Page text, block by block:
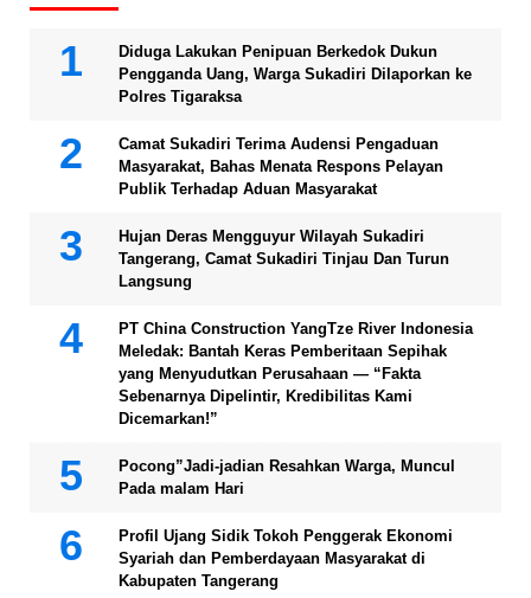
Diduga Lakukan Penipuan Berkedok Dukun
Pengganda Uang, Warga Sukadiri Dilaporkan ke
Polres Tigaraksa
Camat Sukadiri Terima Audensi Pengaduan
Masyarakat, Bahas Menata Respons Pelayan
Publik Terhadap Aduan Masyarakat
Hujan Deras Mengguyur Wilayah Sukadiri
Tangerang, Camat Sukadiri Tinjau Dan Turun
Langsung
PT China Construction YangTze River Indonesia
Meledak: Bantah Keras Pemberitaan Sepihak
yang Menyudutkan Perusahaan — “Fakta
Sebenarnya Dipelintir, Kredibilitas Kami
Dicemarkan!”
Pocong”Jadi-jadian Resahkan Warga, Muncul
Pada malam Hari
Profil Ujang Sidik Tokoh Penggerak Ekonomi
Syariah dan Pemberdayaan Masyarakat di
Kabupaten Tangerang